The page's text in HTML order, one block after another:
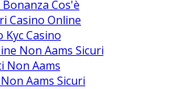
Bonanza Cos'è
Casino Online
Kyc Casino
Non Aams Sicuri
Non Aams
Aams Sicuri